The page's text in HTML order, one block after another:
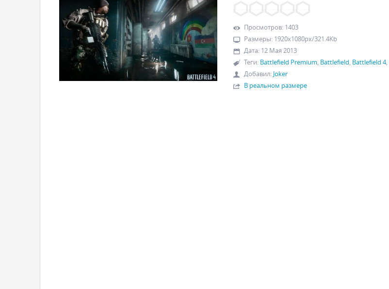
Просмотров:1403
Размеры:1920x1080px/321.4Kb
Дата:12 Мая 2013
Теги: Battlefield Premium, Battlefield, Battlefield 4,
Добавил: Joker
В реальном размере